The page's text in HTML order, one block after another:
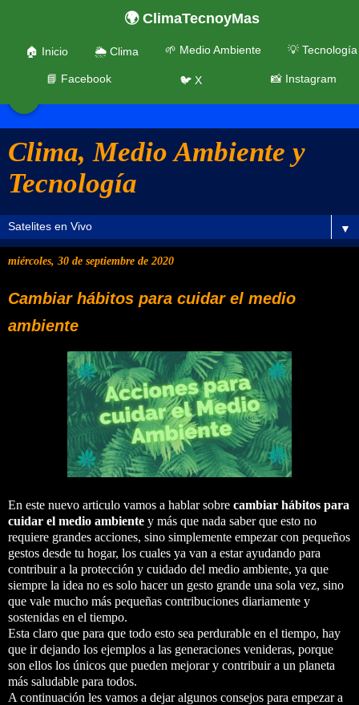
Clima, Medio Ambiente y
Tecnología
🌍 ClimaTecnoyMas
🏠 Inicio 🌦️ Clima 🌱 Medio Ambiente 💡 Tecnología
📘 Facebook 🐦 X 📸 Instagram
▼
miércoles, 30 de septiembre de 2020
Cambiar hábitos para cuidar el medio
ambiente
En este nuevo articulo vamos a hablar sobre cambiar hábitos para
cuidar el medio ambiente y más que nada saber que esto no
requiere grandes acciones, sino simplemente empezar con pequeños
gestos desde tu hogar, los cuales ya van a estar ayudando para
contribuir a la protección y cuidado del medio ambiente, ya que
siempre la idea no es solo hacer un gesto grande una sola vez, sino
que vale mucho más pequeñas contribuciones diariamente y
sostenidas en el tiempo.
Esta claro que para que todo esto sea perdurable en el tiempo, hay
que ir dejando los ejemplos a las generaciones venideras, porque
son ellos los únicos que pueden mejorar y contribuir a un planeta
más saludable para todos.
A continuación les vamos a dejar algunos consejos para empezar a